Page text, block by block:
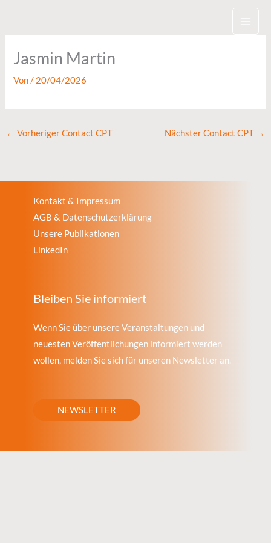
Jasmin Martin
Von/ 20/04/2026
← Vorheriger Contact CPT Nächster Contact CPT →
Kontakt & Impressum
AGB & Datenschutzerklärung
Unsere Publikationen
LinkedIn
Bleiben Sie informiert
Wenn Sie über unsere Veranstaltungen und
neuesten Veröffentlichungen informiert werden
wollen, melden Sie sich für unseren Newsletter an.
NEWSLETTER